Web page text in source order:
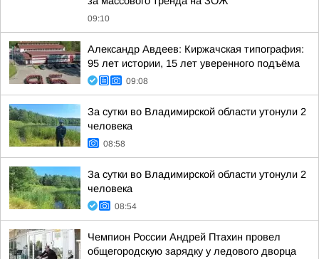
09:10
Александр Авдеев: Киржачская типография:
95 лет истории, 15 лет уверенного подъёма
09:08
За сутки во Владимирской области утонули 2
человека
08:58
За сутки во Владимирской области утонули 2
человека
08:54
Чемпион России Андрей Птахин провел
общегородскую зарядку у ледового дворца